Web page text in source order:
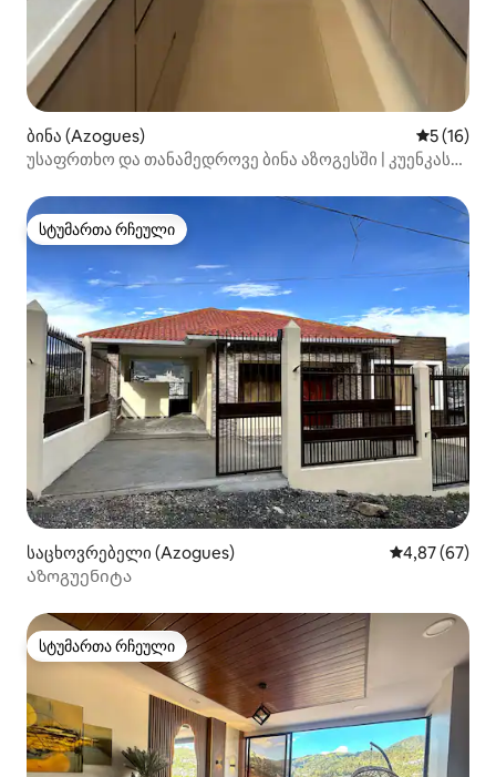
ბინა (Azogues) საშუალო
5 (16)
უსაფრთხო და თანამედროვე ბინა აზოგესში | კუენკას
სტუმართა რჩეული
სტუმართა რჩეული
საცხოვრებელი (Azogues) საშუალო
4,87 (67)
Აზოგუენიტა
სტუმართა რჩეული
სტუმართა რჩეული